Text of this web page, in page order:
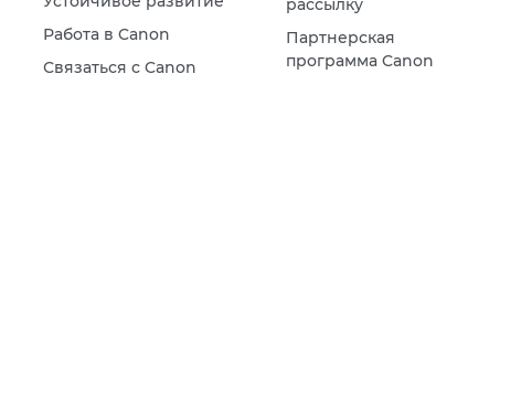
Работа в Canon
Связаться с Canon
рассылку
Партнерская
программа Canon